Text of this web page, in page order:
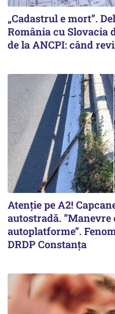
„Cadastrul e mort”.
România cu Slovacia
de la ANCPI: când
Atenție pe A2!
autostradă. ”Manevre
autoplatforme”.
DRDP Constanța